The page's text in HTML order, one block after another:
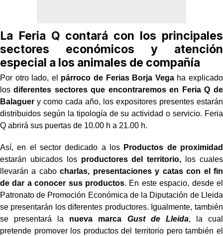
La Feria Q contará con los principales
sectores económicos y atención
especial a los animales de compañía
Por otro lado, el párroco de Ferias Borja Vegaha explicado
los diferentes sectores que encontraremos en Feria Q de
Balaguer y como cada año, los expositores presentes estarán
distribuidos según la tipología de su actividad o servicio. Feria
Q abrirá sus puertas de 10.00 h a 21.00 h.
Así, en el sector dedicado a los Productos de proximidad
estarán ubicados los productores del territorio, los cuales
llevarán a cabocharlas, presentaciones y catas con el fin
de dar a conocer sus productos. En este espacio, desde el
Patronato de Promoción Económica de la Diputación de Lleida
se presentarán los diferentes productores. Igualmente, también
se presentará la nueva marca Gust de Lleida, la cual
pretende promover los productos del territorio pero también el